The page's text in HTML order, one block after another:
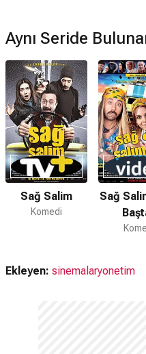
Aynı Seride
Sağ Salim
Komedi
Sağ
Ekleyen: sinemalaryonetim